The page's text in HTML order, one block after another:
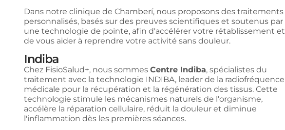
Dans notre clinique de Chamberí, nous proposons des traitements
personnalisés, basés sur des preuves scientifiques et soutenus par
une technologie de pointe, afin d'accélérer votre rétablissement et
de vous aider à reprendre votre activité sans douleur.
Indiba
Chez FisioSalud+, nous sommes Centre Indiba, spécialistes du
traitement avec la technologie INDIBA, leader de la radiofréquence
médicale pour la récupération et la régénération des tissus. Cette
technologie stimule les mécanismes naturels de l'organisme,
accélère la réparation cellulaire, réduit la douleur et diminue
l'inflammation dès les premières séances.